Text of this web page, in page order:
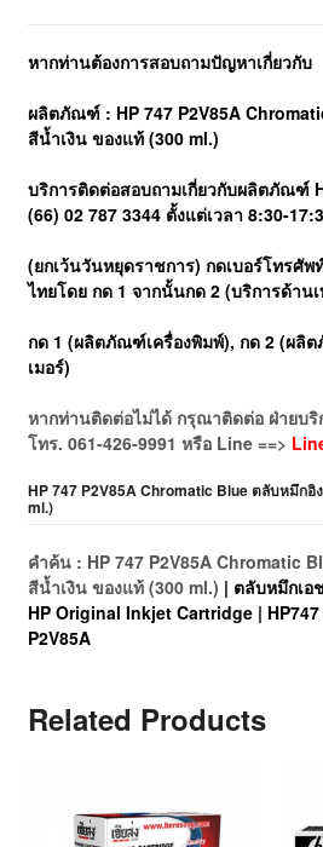
หากท่านต้องการสอบถามปัญหาเกี่ยวกับ
ผลิตภัณฑ์ : HP 747 P2V85A
สีน้ำเงิน ของแท้ (300 ml.)
บริการติดต่อสอบถามเกี่ยวกับผลิตภัณฑ์
(66) 02 787 3344 ตั้งแต่เวลา 8:30-
(ยกเว้นวันหยุดราชการ) กดเบอร์โทรศัพ
ไทยโดย กด 1 จากนั้นกด 2 (บริการด้าน
กด 1 (ผลิตภัณฑ์เครื่องพิมพ์), กด 2 (ผลิ
เมอร์)
หากท่านติดต่อไม่ได้ กรุณาติดต่อ ฝ่ายบริ
โทร. 061-426-9991 หรือ Line ==>
HP 747 P2V85A Chromatic Blue ตลับหมึกอิ
ml.)
คำค้น : HP 747 P2V85A Chromatic
สีน้ำเงิน ของแท้ (300 ml.) | ตลับหมึกเอ
HP Original Inkjet Cartridge | HP747
P2V85A
Related Products